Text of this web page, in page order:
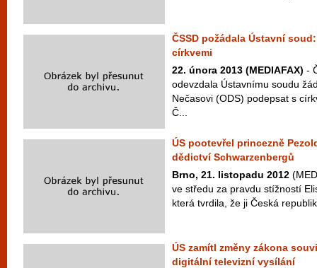
ČSSD požádala Ústavní
církvemi
22. února 2013 (MEDIAFAX) -
odevzdala Ústavnímu soudu
Nečasovi (ODS) podepsat s
Č...
ÚS pootevřel princezně
dědictví Schwarzenbergů
Brno, 21. listopadu 2012
ve středu za pravdu stížností
která tvrdila, že ji Česká
ÚS zamítl změny zákona
digitální televizní vysílání